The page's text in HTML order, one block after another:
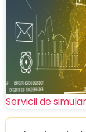
Servicii de